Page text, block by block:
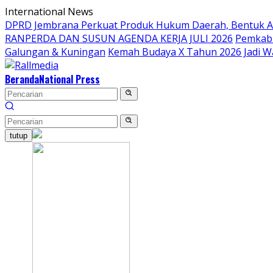
Langsung
ke
konten
International News
DPRD Jembrana Perkuat Produk Hukum Daerah, Bentuk
RANPERDA DAN SUSUN AGENDA KERJA JULI 2026
Galungan & Kuningan Kemah Budaya X Tahun 2026 Jadi
BerandaNational Press
tutup